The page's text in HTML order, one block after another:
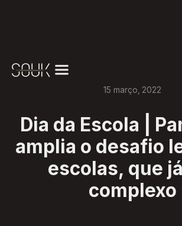
15 março 2022
Dia da Escola |
amplia o desafio
escolas, que
complexo